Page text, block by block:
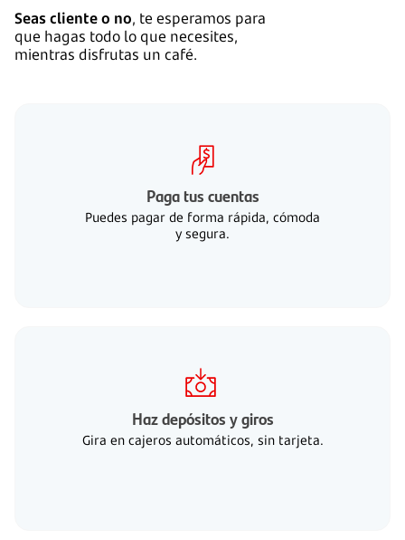
Seas cliente o no, te esperamos para
que hagas todo lo que necesites,
mientras disfrutas un café.
Paga tus cuentas
Puedes pagar de forma rápida, cómoda
y segura.
Haz depósitos y giros
Gira en cajeros automáticos, sin tarjeta.